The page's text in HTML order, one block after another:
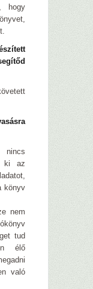
hogy
nincs
ki az
könyv
nem
tud
élő
való